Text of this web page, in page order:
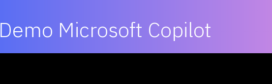
Demo Microsoft Copilot